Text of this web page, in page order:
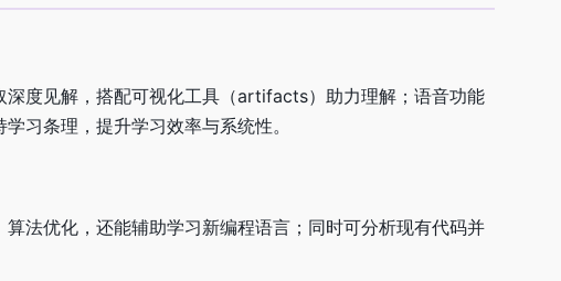
度见解，搭配可视化工具（artifacts）助力理解；语音功能
习条理，提升学习效率与系统性。
法优化，还能辅助学习新编程语言；同时可分析现有代码并